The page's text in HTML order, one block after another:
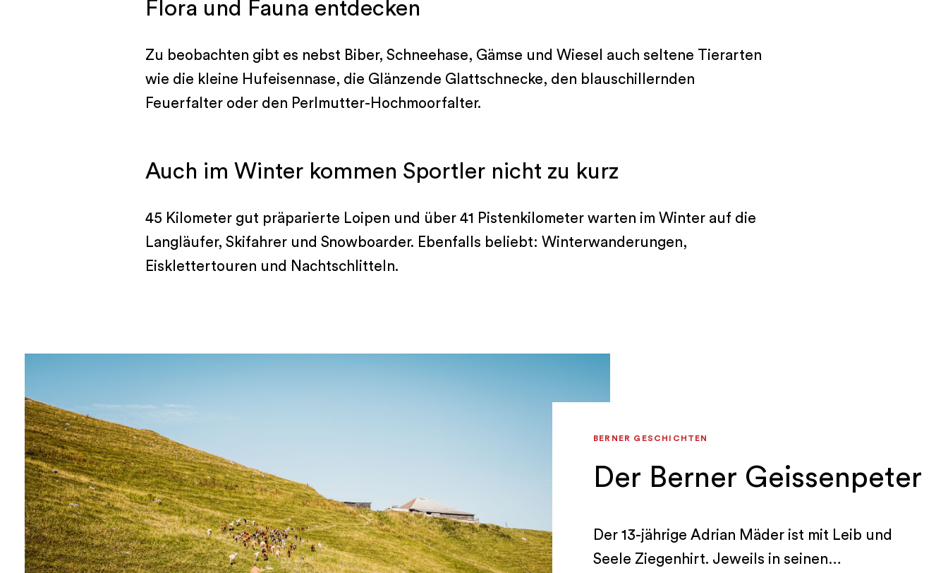
Flora und Fauna entdecken
Zu beobachten gibt es nebst Biber, Schneehase, Gämse und Wiesel auch seltene Tierarten
wie die kleine Hufeisennase, die Glänzende Glattschnecke, den blauschillernden
Feuerfalter oder den Perlmutter-Hochmoorfalter.
Auch im Winter kommen Sportler nicht zu kurz
45 Kilometer gut präparierte Loipen und über 41 Pistenkilometer warten im Winter auf die
Langläufer, Skifahrer und Snowboarder. Ebenfalls beliebt: Winterwanderungen,
Eisklettertouren und Nachtschlitteln.
BERNER GESCHICHTEN
Der Berner Geissenpeter
Der 13-jährige Adrian Mäder ist mit Leib und
Seele Ziegenhirt. Jeweils in seinen